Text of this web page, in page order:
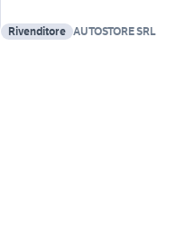
Rivenditore AUTOSTORE SRL